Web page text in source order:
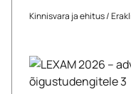
Kinnisvara ja ehitus/